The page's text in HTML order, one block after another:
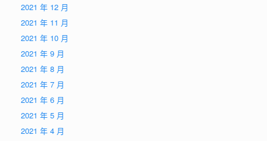
2021 年 12 月
2021 年 11 月
2021 年 10 月
2021 年 9 月
2021 年 8 月
2021 年 7 月
2021 年 6 月
2021 年 5 月
2021 年 4 月